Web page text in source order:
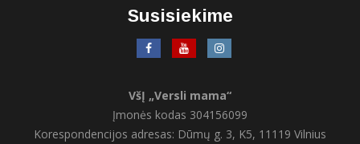
Susisiekime
VšĮ „Versli mama“
Įmonės kodas 304156099
Korespondencijos adresas: Dūmų g. 3, K5, 11119 Vilnius